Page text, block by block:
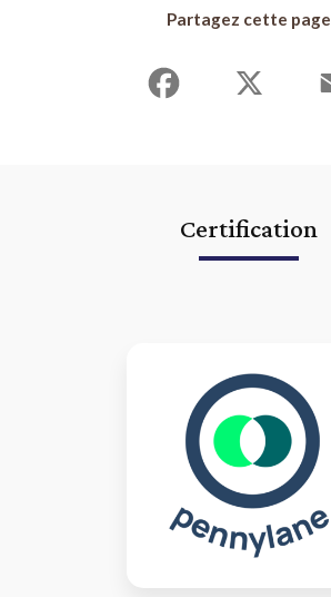
Partagez cette page
Certification